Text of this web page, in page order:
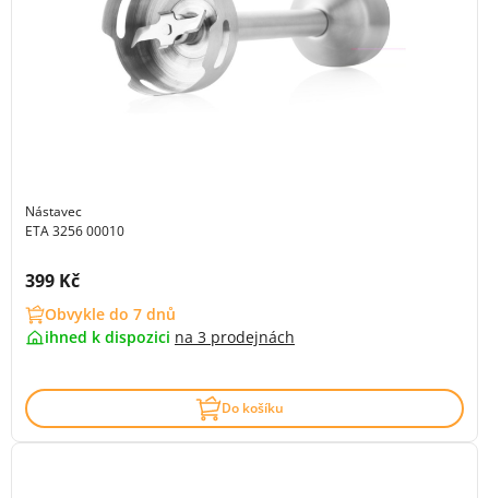
Nástavec
ETA 3256 00010
Cena s DPH:
399 Kč
Obvykle do 7 dnů
ihned k dispozici na 3 prodejnách
Do košíku